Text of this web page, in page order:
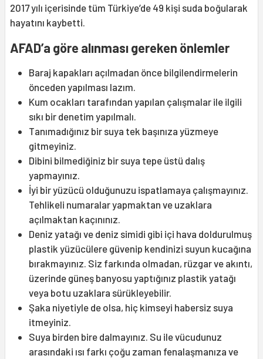
2017 yılı içerisinde tüm Türkiye’de 49 kişi suda boğularak
hayatını kaybetti.
AFAD’a göre alınması gereken önlemler
Baraj kapakları açılmadan önce bilgilendirmelerin
önceden yapılması lazım.
Kum ocakları tarafından yapılan çalışmalar ile ilgili
sıkı bir denetim yapılmalı.
Tanımadığınız bir suya tek başınıza yüzmeye
gitmeyiniz.
Dibini bilmediğiniz bir suya tepe üstü dalış
yapmayınız.
İyi bir yüzücü olduğunuzu ispatlamaya çalışmayınız.
Tehlikeli numaralar yapmaktan ve uzaklara
açılmaktan kaçınınız.
Deniz yatağı ve deniz simidi gibi içi hava doldurulmuş
plastik yüzücülere güvenip kendinizi suyun kucağına
bırakmayınız. Siz farkında olmadan, rüzgar ve akıntı,
üzerinde güneş banyosu yaptığınız plastik yatağı
veya botu uzaklara sürükleyebilir.
Şaka niyetiyle de olsa, hiç kimseyi habersiz suya
itmeyiniz.
Suya birden bire dalmayınız. Su ile vücudunuz
arasındaki ısı farkı çoğu zaman fenalaşmanıza ve